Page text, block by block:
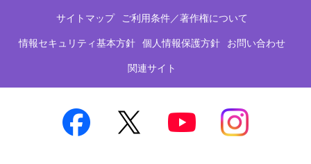
サイトマップ ご利用条件／著作権について
情報セキュリティ基本方針 個人情報保護方針 お問い合わせ
関連サイト